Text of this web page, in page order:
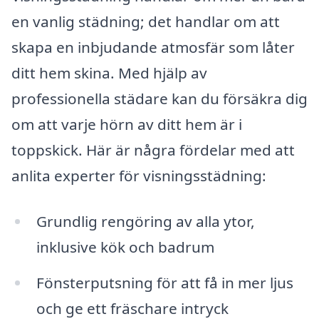
en vanlig städning; det handlar om att
skapa en inbjudande atmosfär som låter
ditt hem skina. Med hjälp av
professionella städare kan du försäkra dig
om att varje hörn av ditt hem är i
toppskick. Här är några fördelar med att
anlita experter för visningsstädning:
Grundlig rengöring av alla ytor,
inklusive kök och badrum
Fönsterputsning för att få in mer ljus
och ge ett fräschare intryck